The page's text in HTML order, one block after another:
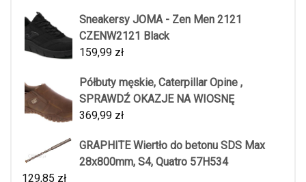
Sneakersy JOMA - Zen Men 2121
CZENW2121 Black
159,99 zł
Półbuty męskie, Caterpillar Opine ,
SPRAWDŹ OKAZJE NA WIOSNĘ
369,99 zł
GRAPHITE Wiertło do betonu SDS Max
28x800mm, S4, Quatro 57H534
129,85 zł